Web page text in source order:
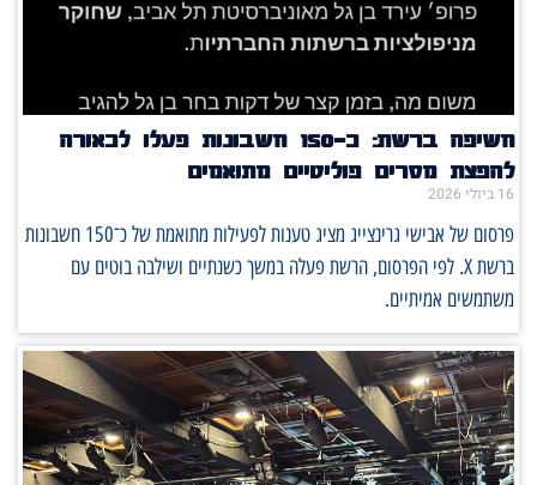
חשיפה ברשת: כ־150 חשבונות פעלו לכאורה
להפצת מסרים פוליטיים מתואמים
16 ביולי 2026
פרסום של אבישי גרינצייג מציג טענות לפעילות מתואמת של כ־150 חשבונות
ברשת X. לפי הפרסום, הרשת פעלה במשך כשנתיים ושילבה בוטים עם
משתמשים אמיתיים.